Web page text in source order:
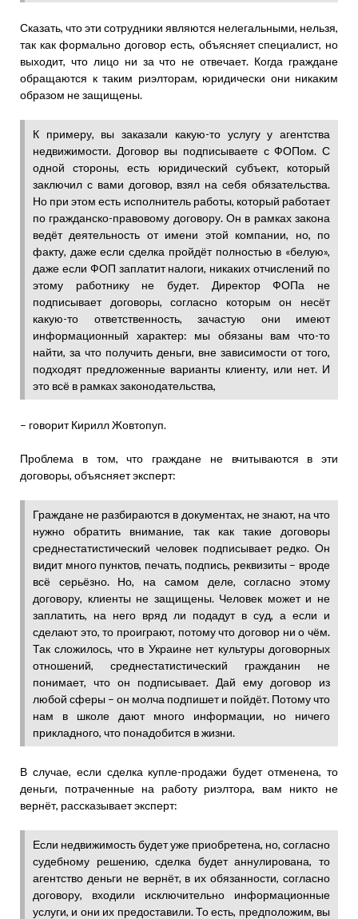
Сказать, что эти сотрудники являются нелегальными, нельзя,
так как формально договор есть, объясняет специалист, но
выходит, что лицо ни за что не отвечает. Когда граждане
обращаются к таким риэлторам, юридически они никаким
образом не защищены.
К примеру, вы заказали какую-то услугу у агентства
недвижимости. Договор вы подписываете с ФОПом. С
одной стороны, есть юридический субъект, который
заключил с вами договор, взял на себя обязательства.
Но при этом есть исполнитель работы, который работает
по гражданско-правовому договору. Он в рамках закона
ведёт деятельность от имени этой компании, но, по
факту, даже если сделка пройдёт полностью в «белую»,
даже если ФОП заплатит налоги, никаких отчислений по
этому работнику не будет. Директор ФОПа не
подписывает договоры, согласно которым он несёт
какую-то ответственность, зачастую они имеют
информационный характер: мы обязаны вам что-то
найти, за что получить деньги, вне зависимости от того,
подходят предложенные варианты клиенту, или нет. И
это всё в рамках законодательства,
– говорит Кирилл Жовтопуп.
Проблема в том, что граждане не вчитываются в эти
договоры, объясняет эксперт:
Граждане не разбираются в документах, не знают, на что
нужно обратить внимание, так как такие договоры
среднестатистический человек подписывает редко. Он
видит много пунктов, печать, подпись, реквизиты – вроде
всё серьёзно. Но, на самом деле, согласно этому
договору, клиенты не защищены. Человек может и не
заплатить, на него вряд ли подадут в суд, а если и
сделают это, то проиграют, потому что договор ни о чём.
Так сложилось, что в Украине нет культуры договорных
отношений, среднестатистический гражданин не
понимает, что он подписывает. Дай ему договор из
любой сферы – он молча подпишет и пойдёт. Потому что
нам в школе дают много информации, но ничего
прикладного, что понадобится в жизни.
В случае, если сделка купле-продажи будет отменена, то
деньги, потраченные на работу риэлтора, вам никто не
вернёт, рассказывает эксперт:
Если недвижимость будет уже приобретена, но, согласно
судебному решению, сделка будет аннулирована, то
агентство деньги не вернёт, в их обязанности, согласно
договору, входили исключительно информационные
услуги, и они их предоставили. То есть, предположим, вы